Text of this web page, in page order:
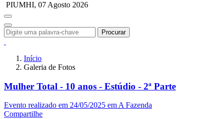
PIUMHI, 07 Agosto 2026
Procurar
Início
Galeria de Fotos
Mulher Total - 10 anos - Estúdio - 2ª Parte
Evento realizado em 24/05/2025 em A Fazenda
Compartilhe